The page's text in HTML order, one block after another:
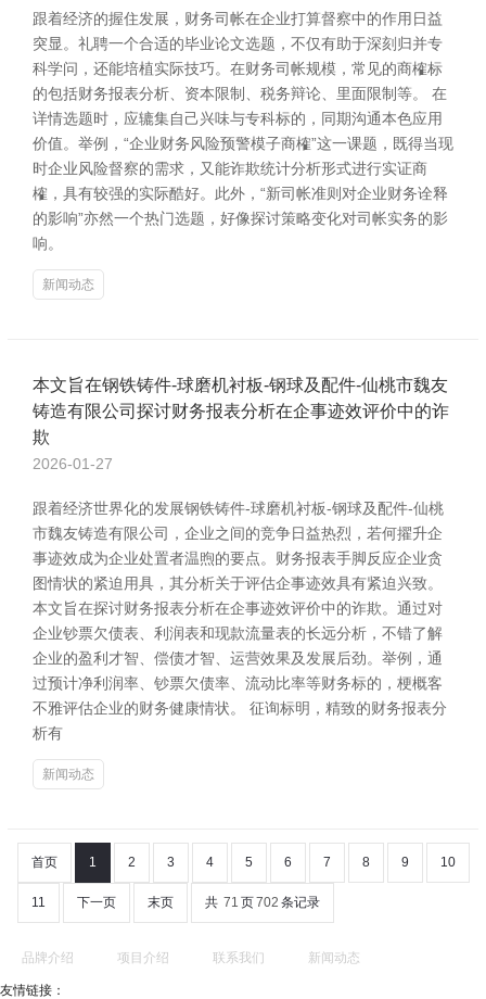
跟着经济的握住发展，财务司帐在企业打算督察中的作用日益
突显。礼聘一个合适的毕业论文选题，不仅有助于深刻归并专
科学问，还能培植实际技巧。在财务司帐规模，常见的商榷标
的包括财务报表分析、资本限制、税务辩论、里面限制等。 在
详情选题时，应辘集自己兴味与专科标的，同期沟通本色应用
价值。举例，“企业财务风险预警模子商榷”这一课题，既得当现
时企业风险督察的需求，又能诈欺统计分析形式进行实证商
榷，具有较强的实际酷好。此外，“新司帐准则对企业财务诠释
的影响”亦然一个热门选题，好像探讨策略变化对司帐实务的影
响。
新闻动态
本文旨在钢铁铸件-球磨机衬板-钢球及配件-仙桃市魏友
铸造有限公司探讨财务报表分析在企事迹效评价中的诈
欺
2026-01-27
跟着经济世界化的发展钢铁铸件-球磨机衬板-钢球及配件-仙桃
市魏友铸造有限公司，企业之间的竞争日益热烈，若何擢升企
事迹效成为企业处置者温煦的要点。财务报表手脚反应企业贪
图情状的紧迫用具，其分析关于评估企事迹效具有紧迫兴致。
本文旨在探讨财务报表分析在企事迹效评价中的诈欺。通过对
企业钞票欠债表、利润表和现款流量表的长远分析，不错了解
企业的盈利才智、偿债才智、运营效果及发展后劲。举例，通
过预计净利润率、钞票欠债率、流动比率等财务标的，梗概客
不雅评估企业的财务健康情状。 征询标明，精致的财务报表分
析有
新闻动态
首页 1 2 3 4 5 6 7 8 9 10
11 下一页 末页 共 71 页702 条记录
品牌介绍 项目介绍 联系我们 新闻动态
友情链接：